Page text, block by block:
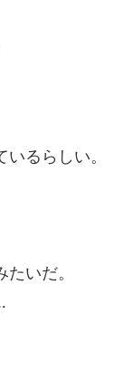
るらしい。
いだ。